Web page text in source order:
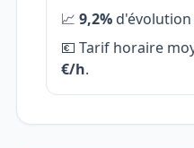
📈 9,2% d'évolution
💶 Tarif horaire
€/h.